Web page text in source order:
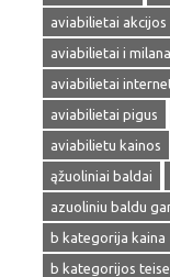
aviabilietai akcijos
aviabilietai i milana
aviabilietai
aviabilietai pigus
aviabilietu kainos
ąžuoliniai baldai
azuoliniu baldu
b kategorija kaina
b kategorijos